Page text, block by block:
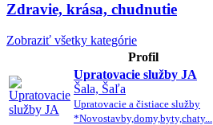
Zdravie, krása, chudnutie
Zobraziť všetky kategórie
Profil
Upratovacie služby JA
Šala, Šaľa
Upratovacie a čistiace služby
*Novostavby,domy,byty,chaty...